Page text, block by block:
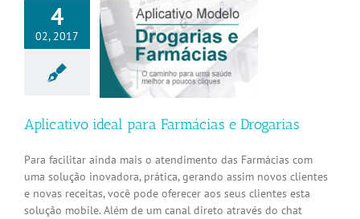
4
02, 2017
ideal para
e Drogarias
Aplicativo ideal para Farmácias e Drogarias
Para facilitar ainda mais o atendimento das Farmácias com
uma solução inovadora, prática, gerando assim novos clientes
e novas receitas, você pode oferecer aos seus clientes esta
solução mobile. Além de um canal direto através do chat